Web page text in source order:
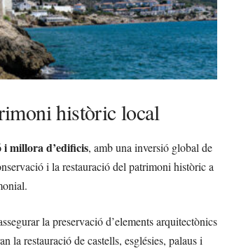
històric local
millora d’edificis, amb una inversió global de
i la restauració del patrimoni històric a
la preservació d’elements arquitectònics
la restauració de castells, esglésies, palaus i